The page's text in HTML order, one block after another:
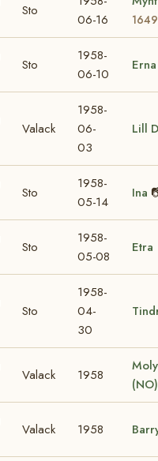
Sto
06-16
Sto
1958-
06-10
Valack
1958-
06-
03
Lill
Sto
1958-
05-14
Ina
Sto
1958-
05-08
Etra
Sto
1958-
04-
30
Valack 1958
(NO)
Valack 1958